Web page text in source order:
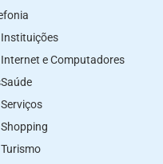
Instituições
Internet e Computadores
Saúde
Serviços
Shopping
Turismo